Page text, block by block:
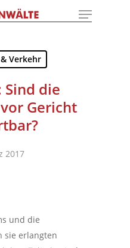
Menu
Verkehr
Sind die
Gericht
2017
und die
sie erlangten